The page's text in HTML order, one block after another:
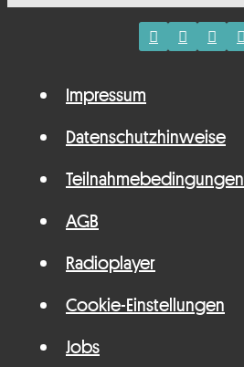
Impressum
Datenschutzhinweise
Teilnahmebedingungen
AGB
Radioplayer
Cookie-Einstellungen
Jobs